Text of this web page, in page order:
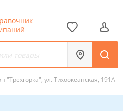
"Трёхгорка", ул. Тихоокеанская, 191А